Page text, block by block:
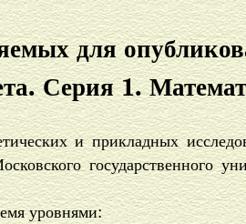
для
Серия 1.
и прикладных
государственного
уровнями: